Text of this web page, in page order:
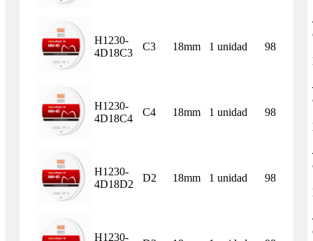
H1230-
4D18C3
C3 18mm 1 unidad 98
H1230-
4D18C4
C4 18mm 1 unidad 98
H1230-
4D18D2
D2 18mm 1 unidad 98
H1230-